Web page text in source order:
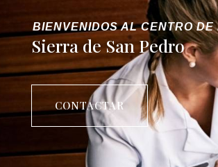
BIENVENIDOS AL CENTRO DE
Sierra de San Pedro
CONTACTAR